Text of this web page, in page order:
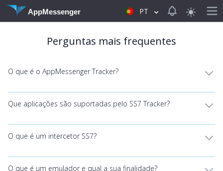
AppMessenger PT View
Perguntas mais frequentes
O que é o AppMessenger Tracker?
Que aplicações são suportadas pelo SS7 Tracker?
O que é um intercetor SS7?
O que é um emulador e qual a sua finalidade?